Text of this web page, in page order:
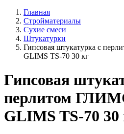
Главная
Стройматериалы
Сухие смеси
Штукатурки
Гипсовая штукатурка с
GLIMS TS-70 30 кг
Гипсовая
перлитом
GLIMS TS-70 30